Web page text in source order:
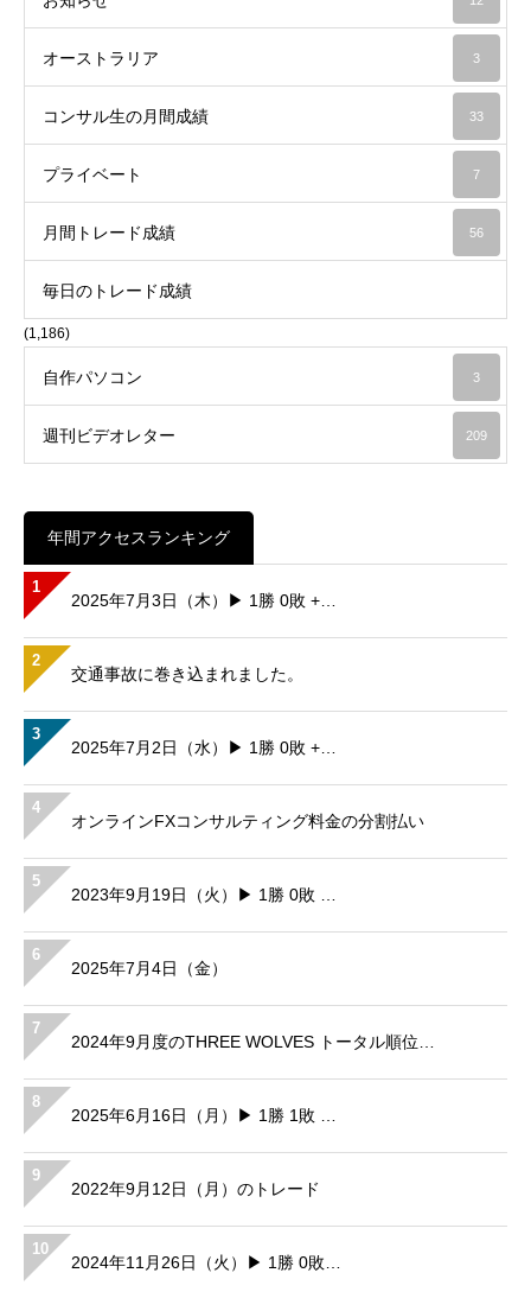
オーストラリア 3
コンサル生の月間成績 33
プライベート 7
月間トレード成績 56
毎日のトレード成績
(1,186)
自作パソコン 3
週刊ビデオレター 209
年間アクセスランキング
1
2025年7月3日（木）▶ 1勝 0敗 +…
2
交通事故に巻き込まれました。
3
2025年7月2日（水）▶ 1勝 0敗 +…
4
オンラインFXコンサルティング料金の分割払い
5
2023年9月19日（火）▶ 1勝 0敗 …
6
2025年7月4日（金）
7
2024年9月度のTHREE WOLVES トータル順位…
8
2025年6月16日（月）▶ 1勝 1敗 …
9
2022年9月12日（月）のトレード
10
2024年11月26日（火）▶ 1勝 0敗…